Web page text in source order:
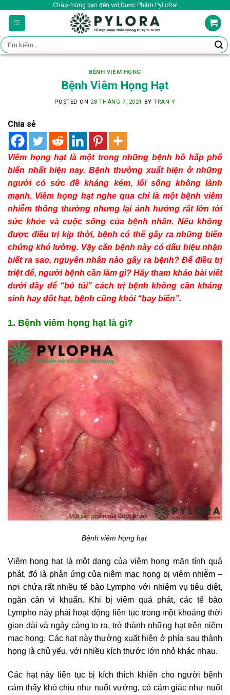
content
Chào mừng bạn đến với Dược Phẩm PyLoRa!
Tìm
kiếm:
BỆNH VIÊM HỌNG
Bệnh Viêm Họng Hạt
POSTED ON 28 THÁNG 7, 2021 BYTRAN Y
Chia sẻ
Viêm họng hạt là một trong những bệnh hô hấp phổ
biến nhất hiện nay. Bệnh thường xuất hiện ở những
người có sức đề kháng kém, lối sống không lành
mạnh. Viêm họng hạt nghe qua chỉ là một bệnh viêm
nhiễm thông thường nhưng lại ảnh hưởng rất lớn tới
sức khỏe và cuộc sống của bệnh nhân. Nếu không
được điều trị kịp thời, bệnh có thể gây ra những biến
chứng khó lường. Vậy căn bệnh này có dấu hiệu nhận
biết ra sao, nguyên nhân nào gây ra bệnh? Để điều trị
triệt để, người bệnh cần làm gì? Hãy tham khảo bài viết
dưới đây để “bỏ túi” cách trị bệnh không cần kháng
sinh hay đốt hạt, bệnh cũng khỏi “bay biến”.
1. Bệnh viêm họng hạt là gì?
Bệnh viêm họng hạt
Viêm họng hạt là một dạng của viêm họng mãn tính quá
phát, đó là phản ứng của niêm mạc họng bị viêm nhiễm –
nơi chứa rất nhiều tế bào Lympho với nhiệm vụ tiêu diệt,
ngăn cản vi khuẩn. Khi bị viêm quá phát, các tế bào
Lympho này phải hoạt động liên tục trong một khoảng thời
gian dài và ngày càng to ra, trở thành những hạt trên niêm
mạc họng. Các hạt này thường xuất hiện ở phía sau thành
họng là chủ yếu, với nhiều kích thước lớn nhỏ khác nhau.
Các hạt này liên tục bị kích thích khiến cho người bệnh
cảm thấy khó chịu như nuốt vướng, có cảm giác như nuốt